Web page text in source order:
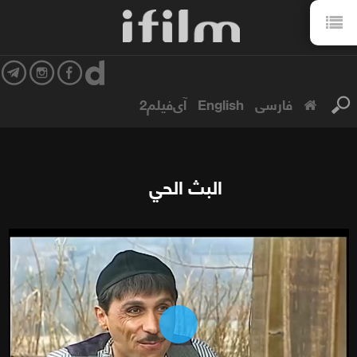
فارسی English آی‌فیلم2
البث الحي
Play